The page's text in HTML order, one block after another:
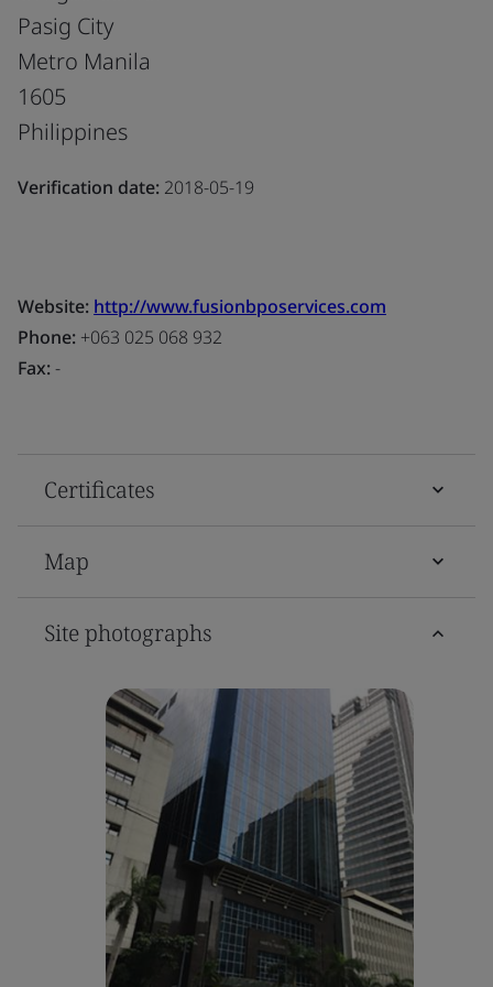
Pasig City
Metro Manila
1605
Philippines
Verification date: 2018-05-19
Website: http://www.fusionbposervices.com
Phone: +063 025 068 932
Fax:-
Certificates
Map
Site photographs